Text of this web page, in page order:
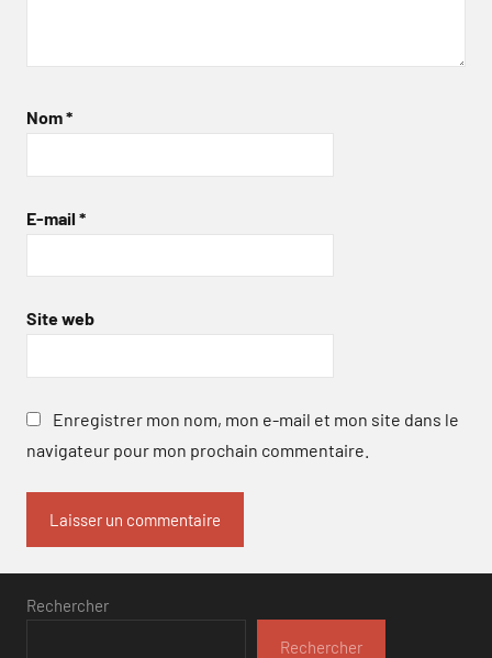
Nom*
E-mail *
Site web
Enregistrer mon nom, mon e-mail et mon site dans le
navigateur pour mon prochain commentaire.
Rechercher
Rechercher